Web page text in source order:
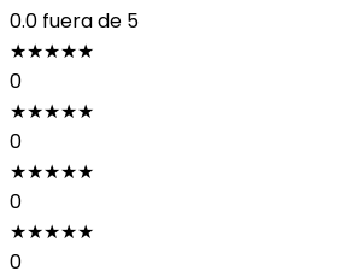
0.0 fuera de 5
★★★★★
0
★★★★★
0
★★★★★
0
★★★★★
0